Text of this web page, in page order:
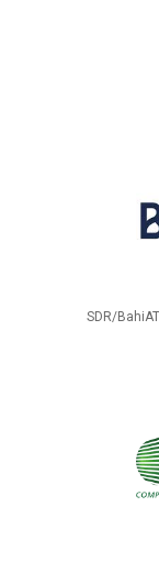
SDR/